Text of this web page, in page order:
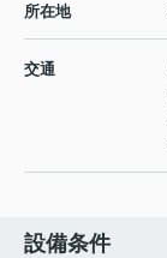
所在地
交通
設備条件